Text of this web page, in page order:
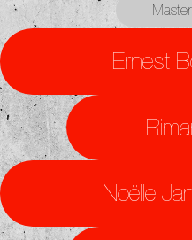
Ernest
Noëlle